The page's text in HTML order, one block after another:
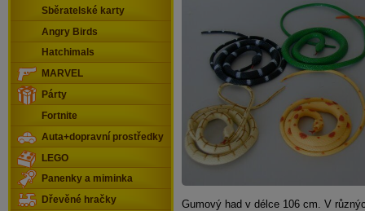
Gumový had v délce 106 cm. V
Sběratelské karty
Angry Birds
Hatchimals
MARVEL
Párty
Fortnite
Auta+dopravní prostředky
LEGO
Panenky a miminka
Dřevěné hračky